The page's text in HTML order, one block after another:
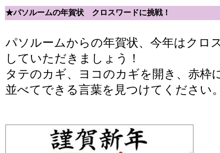
★パソルームの年賀状 クロスワードに挑戦！
パソルームからの年賀状、今年はクロ
していただきましょう！
タテのカギ、ヨコのカギを開き、赤枠
並べてできる言葉を見つけてください